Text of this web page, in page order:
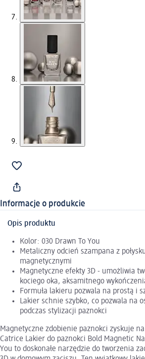
Informacje o produkcie
Opis produktu
Kolor: 030 Drawn To You
Metaliczny odcień szampana z
magnetycznymi
Magnetyczne efekty 3D - umożliwia
kociego oka, aksamitnego
Formuła lakieru pozwala na prostą i
Lakier schnie szybko, co pozwala na
podczas stylizacji paznokci
Magnetyczne zdobienie paznokci zyskuje
Catrice Lakier do paznokci Bold Magnetic
You to doskonałe narzędzie do tworzenia